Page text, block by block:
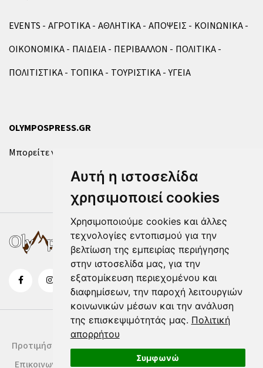
Αυτή η ιστοσελίδα
χρησιμοποιεί cookies
Χρησιμοποιούμε cookies και άλλες
τεχνολογίες εντοπισμού για την
βελτίωση της εμπειρίας περιήγησης
στην ιστοσελίδα μας, για την
εξατομίκευση περιεχομένου και
διαφημίσεων, την παροχή λειτουργιών
κοινωνικών μέσων και την ανάλυση
της επισκεψιμότητάς μας. Πολιτική
απορρήτου
Συμφωνώ
EVENTS ΑΓΡΟΤΙΚΑ ΑΘΛΗΤΙΚΑ ΑΠΟΨΕΙΣ
ΚΟΙΝΩΝΙΚΑ
ΟΙΚΟΝΟΜΙΚΑ
ΠΑΙΔΕΙΑ ΠΕΡΙΒΑΛΛΟΝ
ΠΟΛΙΤΙΚΑ
ΠΟΛΙΤΙΣΤΙΚΑ
ΤΟΠΙΚΑ ΤΟΥΡΙΣΤΙΚΑ ΥΓΕΙΑ
OLYMPOSPRESS.GR
Μπορείτε να επικοινωνήσετε μαζί μας μέσω της
Προτιμήσεις Cookies Δήλωση Cookies Όροι Χρήσης
Επικοινωνία